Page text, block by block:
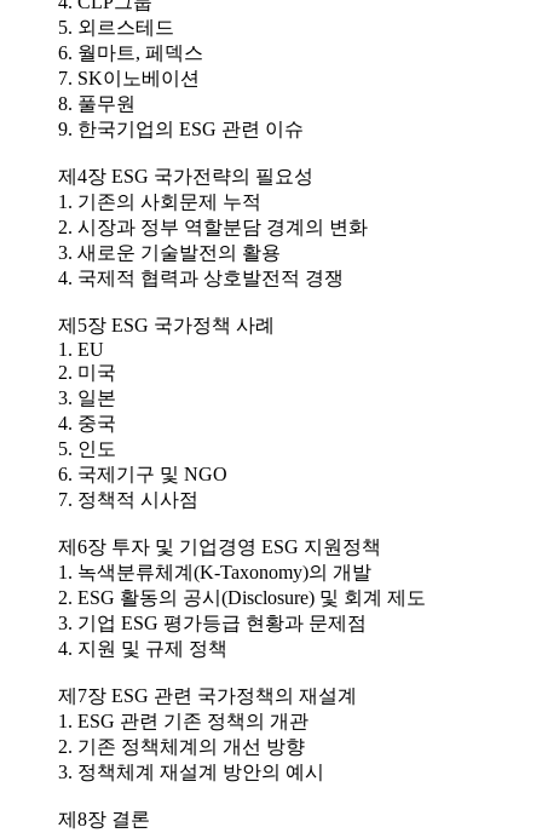
5. 외르스테드
6. 월마트, 페덱스
7. SK이노베이션
8. 풀무원
9. 한국기업의 ESG 관련 이슈
제4장 ESG 국가전략의 필요성
1. 기존의 사회문제 누적
2. 시장과 정부 역할분담 경계의 변화
3. 새로운 기술발전의 활용
4. 국제적 협력과 상호발전적 경쟁
제5장 ESG 국가정책 사례
1. EU
2. 미국
3. 일본
4. 중국
5. 인도
6. 국제기구 및 NGO
7. 정책적 시사점
제6장 투자 및 기업경영 ESG 지원정책
1. 녹색분류체계(K-Taxonomy)의 개발
2. ESG 활동의 공시(Disclosure) 및 회계 제도
3. 기업 ESG 평가등급 현황과 문제점
4. 지원 및 규제 정책
제7장 ESG 관련 국가정책의 재설계
1. ESG 관련 기존 정책의 개관
2. 기존 정책체계의 개선 방향
3. 정책체계 재설계 방안의 예시
제8장 결론